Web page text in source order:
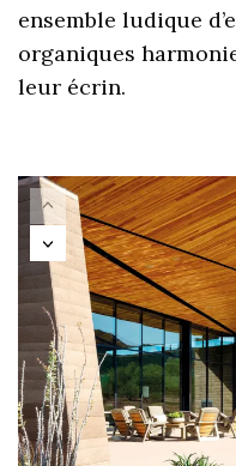
ensemble ludique
organiques
leur écrin.